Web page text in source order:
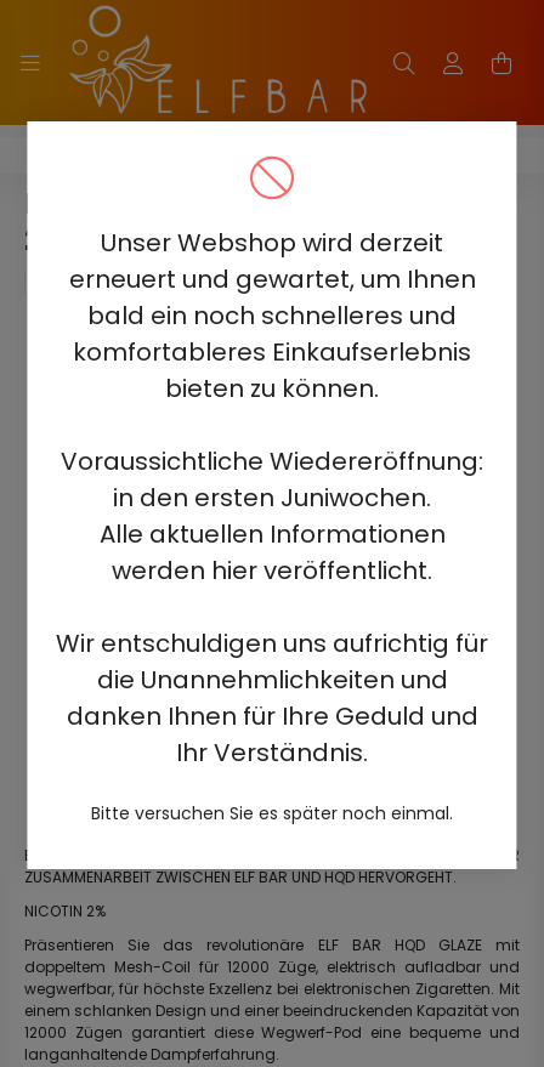
Unser Webshop wird derzeit
erneuert und gewartet, um Ihnen
bald ein noch schnelleres und
komfortableres Einkaufserlebnis
bieten zu können.
Voraussichtliche Wiedereröffnung:
in den ersten Juniwochen.
Alle aktuellen Informationen
werden hier veröffentlicht.
Wir entschuldigen uns aufrichtig für
die Unannehmlichkeiten und
danken Ihnen für Ihre Geduld und
Ihr Verständnis.
Bitte versuchen Sie es später noch einmal.
HQD GLAZE 12000 - 2%
HQD GLAZE 12000 - PINEAPPLE
2% - AUFLADBAR
ENTDECKEN SIE DAS EVOLUTIONÄRE PRODUKT, DAS AUS DER
ZUSAMMENARBEIT ZWISCHEN ELF BAR UND HQD HERVORGEHT.
NICOTIN 2%
Präsentieren Sie das revolutionäre ELF BAR HQD GLAZE mit
doppeltem Mesh-Coil für 12000 Züge, elektrisch aufladbar und
wegwerfbar, für höchste Exzellenz bei elektronischen Zigaretten. Mit
einem schlanken Design und einer beeindruckenden Kapazität von
12000 Zügen garantiert diese Wegwerf-Pod eine bequeme und
langanhaltende Dampferfahrung.